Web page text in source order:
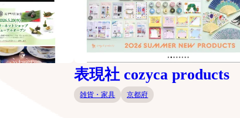
表現社 cozyca products
雑貨・家具 京都府